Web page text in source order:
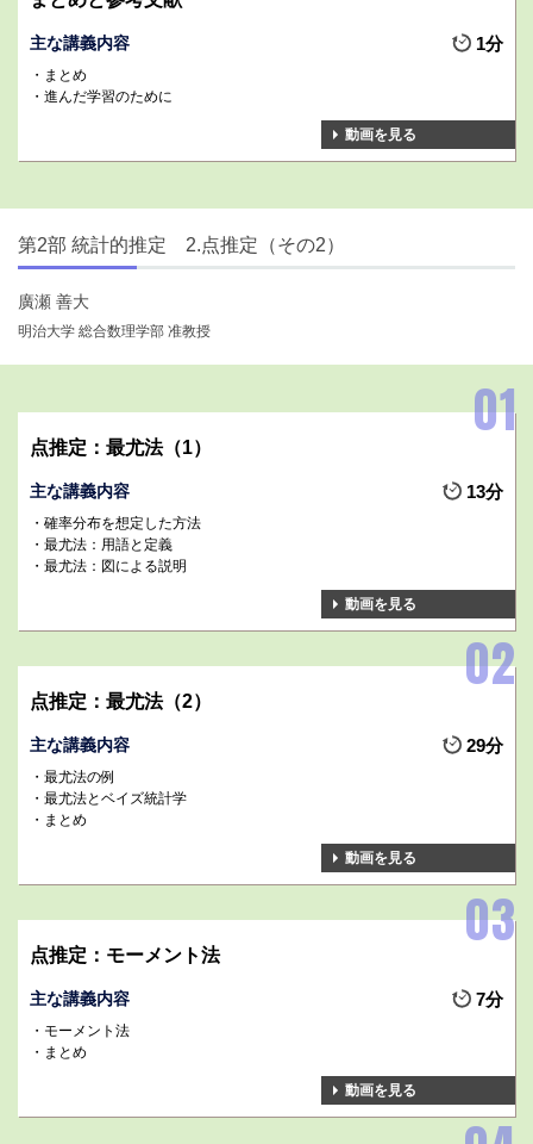
主な講義内容 1分
まとめ
進んだ学習のために
動画を見る
第2部 統計的推定 2.点推定（その2）
廣瀬 善大
明治大学 総合数理学部 准教授
点推定：最尤法（1）
主な講義内容 13分
確率分布を想定した方法
最尤法：用語と定義
最尤法：図による説明
動画を見る
点推定：最尤法（2）
主な講義内容 29分
最尤法の例
最尤法とベイズ統計学
まとめ
動画を見る
点推定：モーメント法
主な講義内容 7分
モーメント法
まとめ
動画を見る